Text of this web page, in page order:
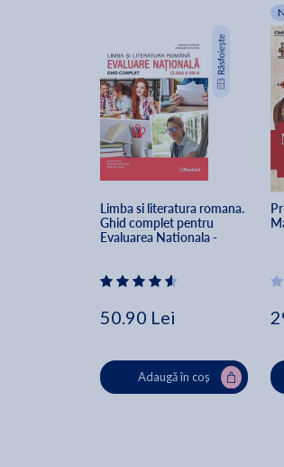
Limba si literatura romana.
Ghid complet pentru
Evaluarea Nationala -
50.90 Lei
Adaugă în coș